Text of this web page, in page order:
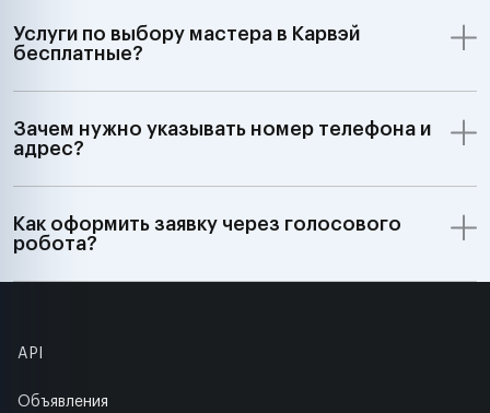
Услуги по выбору мастера в Карвэй
бесплатные?
Зачем нужно указывать номер телефона и
адрес?
Как оформить заявку через голосового
робота?
API
Объявления